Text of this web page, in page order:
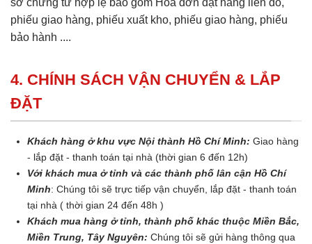
phiếu giao hàng, phiếu xuất kho, phiếu giao hàng, phiếu
bảo hành ....
4. CHÍNH SÁCH VẬN CHUYỂN & LẮP
ĐẶT
Khách hàng ở khu vực Nội thành Hồ Chí Minh: Giao hàng
- lắp đặt - thanh toán tại nhà (thời gian 6 đến 12h)
Với khách mua ở tỉnh và các thành phố lân cận Hồ Chí
Minh: Chúng tôi sẽ trực tiếp vận chuyển, lắp đặt - thanh toán
tại nhà ( thời gian 24 đến 48h )
Khách mua hàng ở tỉnh, thành phố khác thuộc Miền Bắc,
Miền Trung, Tây Nguyên: Chúng tôi sẽ gửi hàng thông qua